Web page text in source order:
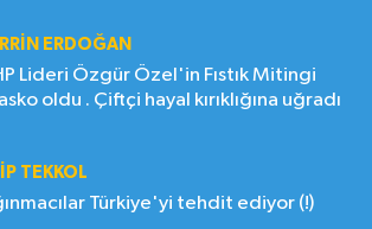
ERDOĞAN
Lideri Özgür Özel'in Fıstık Mitingi
oldu . Çiftçi hayal kırıklığına uğradı
TEKKOL
Türkiye'yi tehdit ediyor (!)